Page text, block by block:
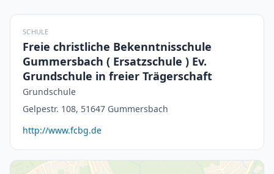
SCHULE
Freie christliche Bekenntnisschule
Gummersbach ( Ersatzschule ) Ev.
Grundschule in freier Trägerschaft
Grundschule
Gelpestr. 108, 51647 Gummersbach
http://www.fcbg.de